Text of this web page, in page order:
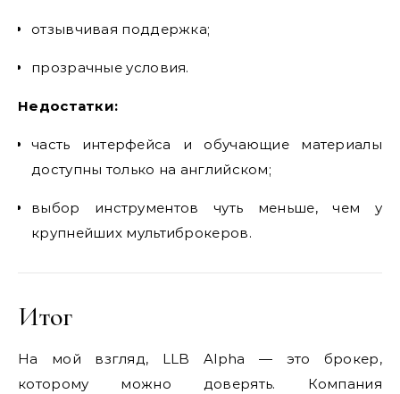
отзывчивая поддержка;
прозрачные условия.
Недостатки:
часть интерфейса и обучающие материалы
доступны только на английском;
выбор инструментов чуть меньше, чем у
крупнейших мультиброкеров.
Итог
На мой взгляд, LLB Alpha — это брокер,
которому можно доверять. Компания